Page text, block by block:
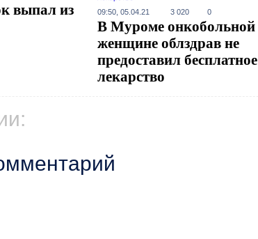
выпал из
09:50, 05.04.21 3 020 0
В Муроме онкобольной
женщине облздрав не
предоставил бесплатное
лекарство